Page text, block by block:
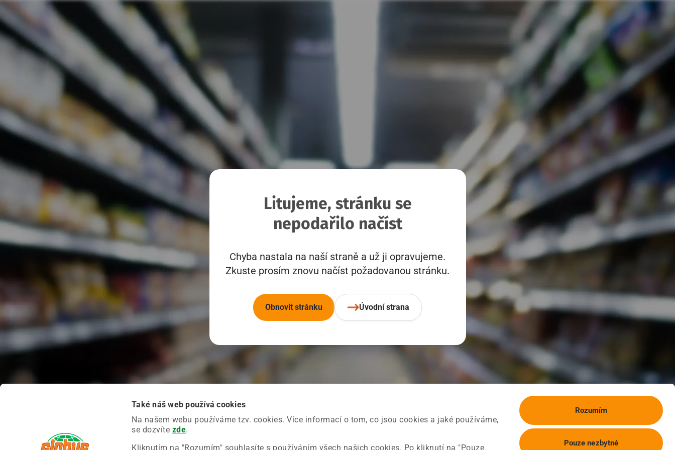
Také náš web používá cookies
Na našem webu používáme tzv. cookies. Více informací o tom, co jsou cookies a jaké používáme,
se dozvíte zde.
Kliknutím na "Rozumím" souhlasíte s používáním všech našich cookies. Po kliknutí na "Pouze
Rozumím
Pouze nezbytné
Litujeme, stránku se
nepodařilo načíst
Chyba nastala na naší straně a už ji opravujeme.
Zkuste prosím znovu načíst požadovanou stránku.
Obnovit stránku Úvodní strana